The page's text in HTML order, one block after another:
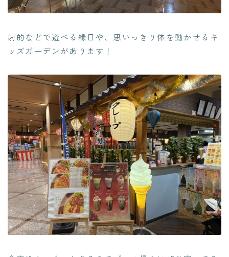
射的などで遊べる縁日や、思いっきり体を動かせるキ
ッズガーデンがあります！